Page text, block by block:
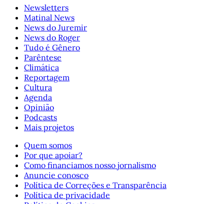
Newsletters
Matinal News
News do Juremir
News do Roger
Tudo é Gênero
Parêntese
Climática
Reportagem
Cultura
Agenda
Opinião
Podcasts
Mais projetos
Quem somos
Por que apoiar?
Como financiamos nosso jornalismo
Anuncie conosco
Política de Correções e Transparência
Política de privacidade